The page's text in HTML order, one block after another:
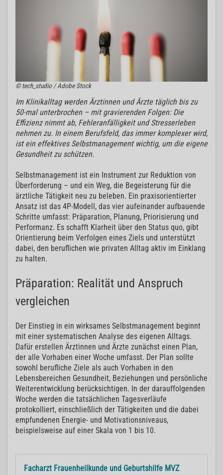
© tech_studio / Adobe Stock
Im Klinikalltag werden Ärztinnen und Ärzte täglich bis zu
50-mal unterbrochen – mit gravierenden Folgen: Die
Effizienz nimmt ab, Fehleranfälligkeit und Stresserleben
nehmen zu. In einem Berufsfeld, das immer komplexer wird,
ist ein effektives Selbstmanagement wichtig, um die eigene
Gesundheit zu schützen.
Selbstmanagement ist ein Instrument zur Reduktion von
Überforderung – und ein Weg, die Begeisterung für die
ärztliche Tätigkeit neu zu beleben. Ein praxisorientierter
Ansatz ist das 4P-Modell, das vier aufeinander aufbauende
Schritte umfasst: Präparation, Planung, Priorisierung und
Performanz. Es schafft Klarheit über den Status quo, gibt
Orientierung beim Verfolgen eines Ziels und unterstützt
dabei, den beruflichen wie privaten Alltag aktiv im Einklang
zu halten.
Präparation: Realität und Anspruch
vergleichen
Der Einstieg in ein wirksames Selbstmanagement beginnt
mit einer systematischen Analyse des eigenen Alltags.
Dafür erstellen Ärztinnen und Ärzte zunächst einen Plan,
der alle Vorhaben einer Woche umfasst. Der Plan sollte
sowohl berufliche Ziele als auch Vorhaben in den
Lebensbereichen Gesundheit, Beziehungen und persönliche
Weiterentwicklung berücksichtigen. In der darauffolgenden
Woche werden die tatsächlichen Tagesverläufe
protokolliert, einschließlich der Tätigkeiten und die dabei
empfundenen Energie- und Motivationsniveaus,
beispielsweise auf einer Skala von 1 bis 10.
Facharzt Frauenheilkunde und Geburtshilfe MVZ